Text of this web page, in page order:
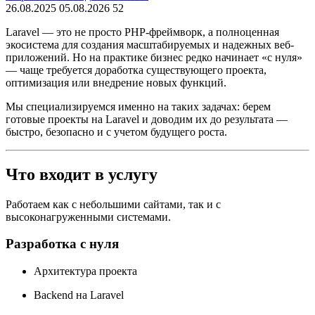
26.08.2025 05.08.2026 52
Laravel — это не просто PHP-фреймворк, а полноценная
экосистема для создания масштабируемых и надежных веб-
приложений. Но на практике бизнес редко начинает «с нуля»
— чаще требуется доработка существующего проекта,
оптимизация или внедрение новых функций.
Мы специализируемся именно на таких задачах: берем
готовые проекты на Laravel и доводим их до результата —
быстро, безопасно и с учетом будущего роста.
Что входит в услугу
Работаем как с небольшими сайтами, так и с
высоконагруженными системами.
Разработка с нуля
Архитектура проекта
Backend на Laravel